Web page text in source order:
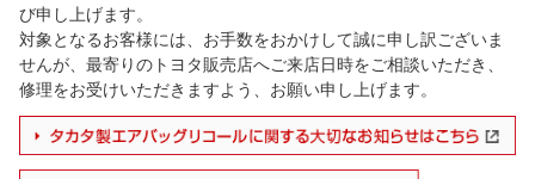
び申し上げます。
対象となるお客様には、お手数をおかけして誠に申し訳ございま
せんが、最寄りのトヨタ販売店へご来店日時をご相談いただき、
修理をお受けいただきますよう、お願い申し上げます。